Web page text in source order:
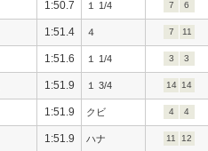
1:50.7 １ 1/4 7 6
1:51.4 ４ 7 11
1:51.6 １ 1/4 3 3
1:51.9 １ 3/4 14 14
1:51.9 クビ 4 4
1:51.9 ハナ 11 12